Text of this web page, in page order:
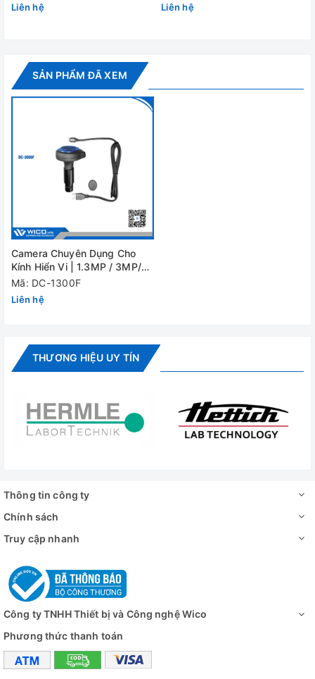
Hệ điều hành
Camera Chuyên Dụng Cho Kính Hiển Vi | 1.3MP / 3MP/ 5MP
Camera Chuyên Dụng Cho Kính Hiển Vi | 1.3MP / 3MP/ 5MP
Liên hệ Liên hệ
SẢN PHẨM ĐÃ XEM
Camera Chuyên Dụng Cho
Kính Hiển Vi | 1.3MP / 3MP/
5MP
Mã: DC-1300F
Liên hệ
THƯƠNG HIỆU UY TÍN
Thông tin công ty
Chính sách
Truy cập nhanh
Công ty TNHH Thiết bị và Công nghệ Wico
Phương thức thanh toán